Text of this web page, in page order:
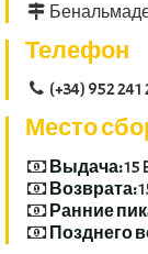
Телефон
(+34) 952 241
Место
Выдача:15
Возврата:
Ранние
Позднего